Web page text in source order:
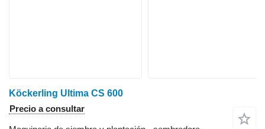
Köckerling Ultima CS 600
Precio a consultar